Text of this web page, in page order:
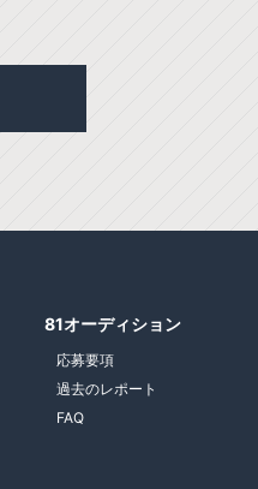
81オーディション
応募要項
過去のレポート
FAQ